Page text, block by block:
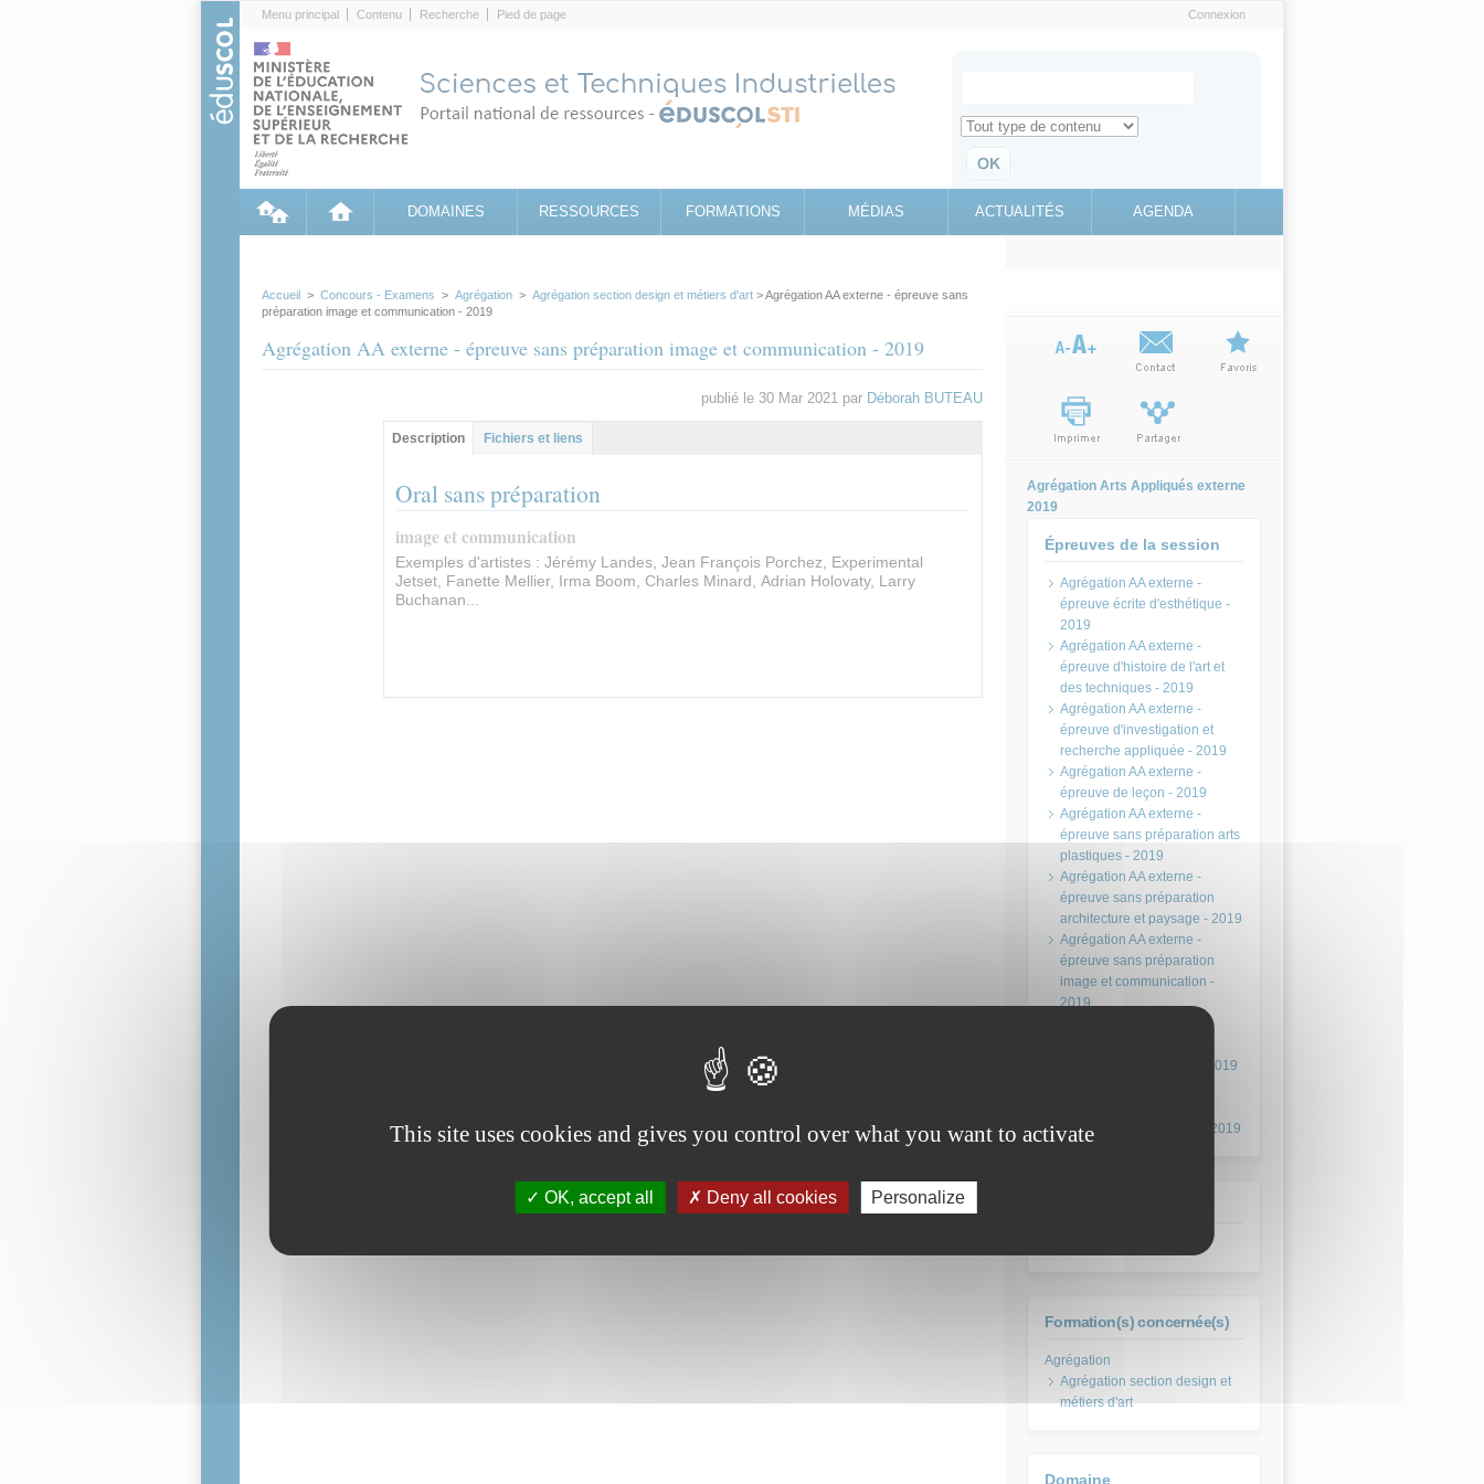
Menu principal Contenu Recherche Pied de page Connexion
Search for
Retrouvez toute l'information sur le site education.gouv.fr
DOMAINES RESSOURCES FORMATIONS MÉDIAS ACTUALITÉS AGENDA
Accueil > Concours - Examens > Agrégation > Agrégation section design et métiers d'art > Agrégation AA externe - épreuve sans
préparation image et communication - 2019
Agrégation AA externe - épreuve sans préparation image et communication - 2019
publié le 30 Mar 2021 par Déborah BUTEAU
Groupe principal
Description (onglet
actif)
Fichiers et liens
Oral sans préparation
image et communication
Exemples d'artistes : Jérémy Landes, Jean François Porchez, Experimental
Jetset, Fanette Mellier, Irma Boom, Charles Minard, Adrian Holovaty, Larry
Buchanan...
Agrégation Arts Appliqués externe
2019
Épreuves de la session
Agrégation AA externe -
épreuve écrite d'esthétique -
2019
Agrégation AA externe -
épreuve d'histoire de l'art et
des techniques - 2019
Agrégation AA externe -
épreuve d'investigation et
recherche appliquée - 2019
Agrégation AA externe -
épreuve de leçon - 2019
Agrégation AA externe -
épreuve sans préparation arts
plastiques - 2019
Agrégation AA externe -
épreuve sans préparation
architecture et paysage - 2019
Agrégation AA externe -
épreuve sans préparation
image et communication -
2019
nouvelles technologies- 2019
theatre et scenographie- 2019
Formation(s) concernée(s)
Agrégation section design et
métiers d'art
Domaine
This site uses cookies and gives you control over what you want to activate
OK, accept all Deny all cookies Personalize